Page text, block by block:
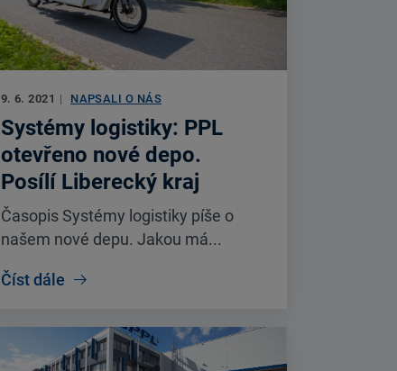
9. 6. 2021 | NAPSALI O NÁS
Systémy logistiky: PPL
otevřeno nové depo.
Posílí Liberecký kraj
Časopis Systémy logistiky píše o
našem nové depu. Jakou má...
Číst dále